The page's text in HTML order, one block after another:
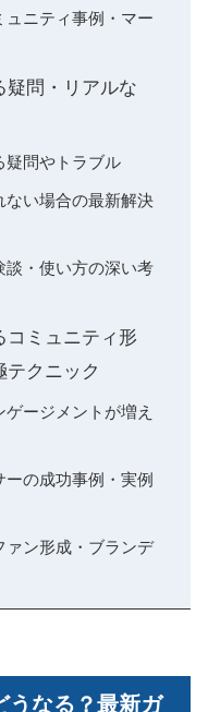
ニティ事例・マー
疑問・リアルな
疑問やトラブル
ない場合の最新解決
談・使い方の深い考
コミュニティ形
テクニック
ージメントが増え
の成功事例・実例
ァン形成・ブランデ
なる？最新ガ